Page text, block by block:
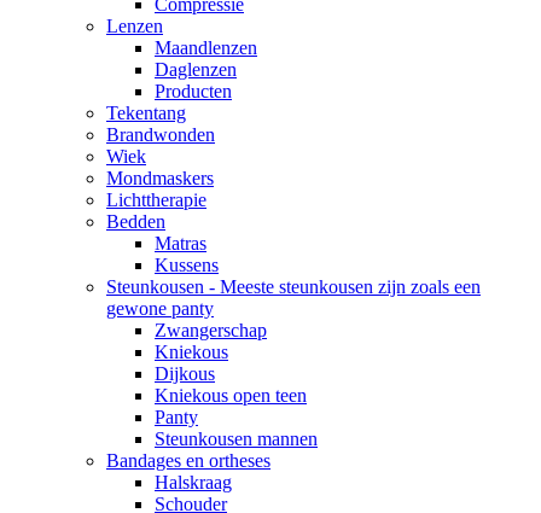
Lenzen
Maandlenzen
Daglenzen
Producten
Tekentang
Brandwonden
Wiek
Mondmaskers
Lichttherapie
Bedden
Matras
Kussens
Steunkousen - Meeste steunkousen zijn zoals een
gewone panty
Zwangerschap
Kniekous
Dijkous
Kniekous open teen
Panty
Steunkousen mannen
Bandages en ortheses
Halskraag
Schouder